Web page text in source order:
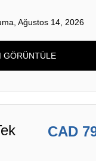
Ağustos 14, 2026
GÖRÜNTÜLE
CAD